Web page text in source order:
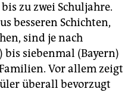
zu zwei Schuljahre.
besseren Schichten,
sind je nach
siebenmal (Bayern)
Vor allem zeigt
überall bevorzugt